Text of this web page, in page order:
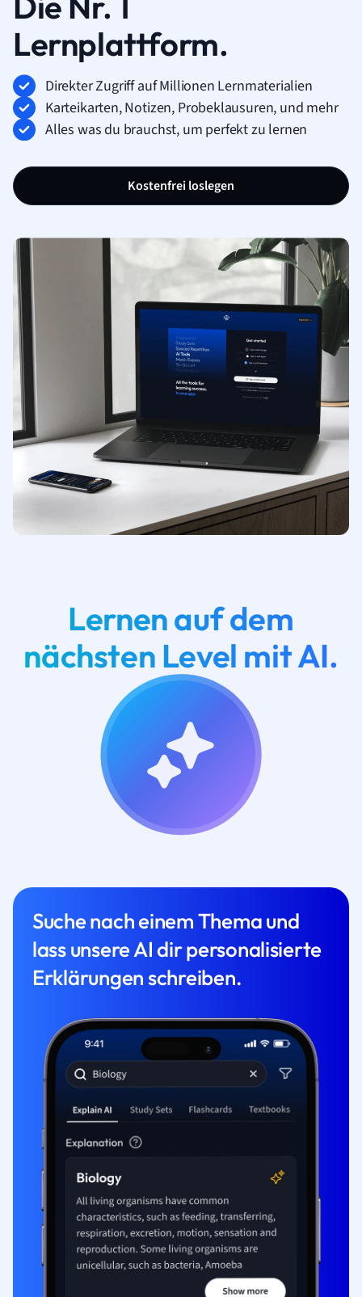
Lernplattform.
Direkter Zugriff auf Millionen Lernmaterialien
Karteikarten, Notizen, Probeklausuren, und mehr
Alles was du brauchst, um perfekt zu lernen
Kostenfrei loslegen
Lernen auf dem
nächsten Level mit AI.
Suche nach einem Thema und
lass unsere AI dir personalisierte
Erklärungen schreiben.